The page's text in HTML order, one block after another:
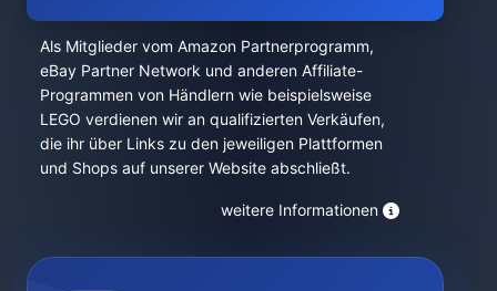
Als Mitglieder vom Amazon Partnerprogramm,
eBay Partner Network und anderen Affiliate-
Programmen von Händlern wie beispielsweise
LEGO verdienen wir an qualifizierten Verkäufen,
die ihr über Links zu den jeweiligen Plattformen
und Shops auf unserer Website abschließt.
weitere Informationen